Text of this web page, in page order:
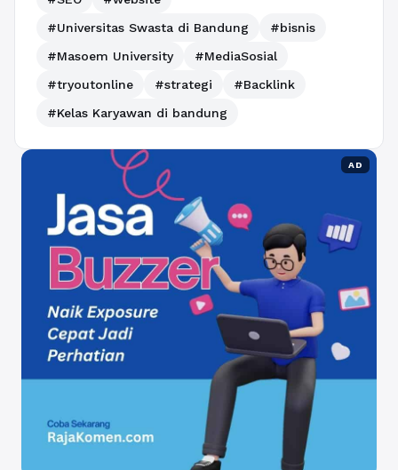
#Universitas Swasta di Bandung
#bisnis
#Masoem University
#MediaSosial
#tryoutonline
#strategi
#Backlink
#Kelas Karyawan di bandung
AD